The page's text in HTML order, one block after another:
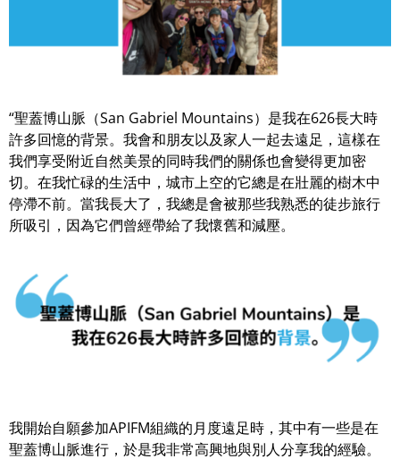
“聖蓋博山脈（San Gabriel Mountains）是我在626長大時
許多回憶的背景。我會和朋友以及家人一起去遠足，這樣在
我們享受附近自然美景的同時我們的關係也會變得更加密
切。在我忙碌的生活中，城市上空的它總是在壯麗的樹木中
停滯不前。當我長大了，我總是會被那些我熟悉的徒步旅行
所吸引，因為它們曾經帶給了我懷舊和減壓。
我開始自願參加APIFM組織的月度遠足時，其中有一些是在
聖蓋博山脈進行，於是我非常高興地與別人分享我的經驗。